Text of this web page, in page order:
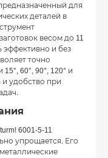
для
деталей в
весом до 11
эффективно и без
точно
60°, 90°, 120° и
и удобство при
6001-5-11
упрощается. Его